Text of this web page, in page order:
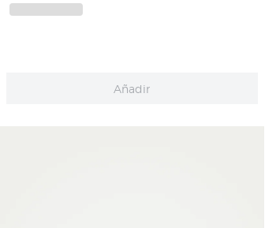
Añadir